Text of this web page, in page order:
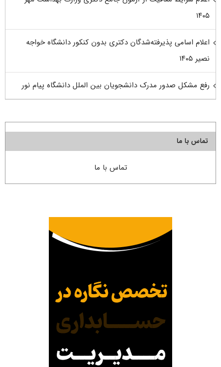
۱۴۰۵
اعلام اسامی پذیرفته‌شدگان دکتری بدون کنکور دانشگاه خواجه
نصیر ۱۴۰۵
رفع مشکل صدور مدرک دانشجویان بین الملل دانشگاه پیام نور
تماس با ما
تماس با ما